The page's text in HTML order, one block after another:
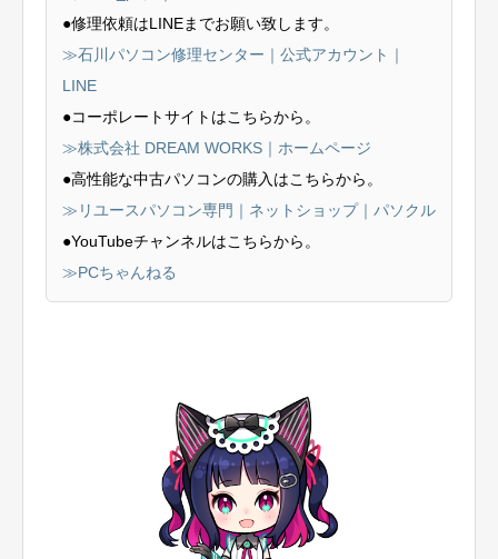
●修理依頼はLINEまでお願い致します。
≫石川パソコン修理センター｜公式アカウント｜
LINE
●コーポレートサイトはこちらから。
≫株式会社 DREAM WORKS｜ホームページ
●高性能な中古パソコンの購入はこちらから。
≫リユースパソコン専門｜ネットショップ｜パソクル
●YouTubeチャンネルはこちらから。
≫PCちゃんねる